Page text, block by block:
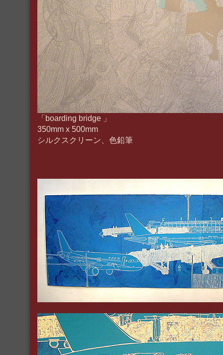
「boarding bridge 」
350mm x 500mm
シルクスクリーン、色鉛筆